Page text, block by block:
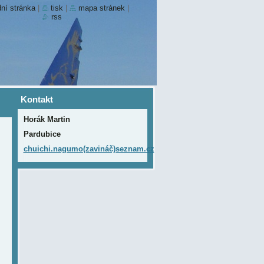
Kontakt
Horák Martin
Pardubice
chuichi.nagumo(zavináč)seznam.cz
stránka tisk mapa stránek
rss